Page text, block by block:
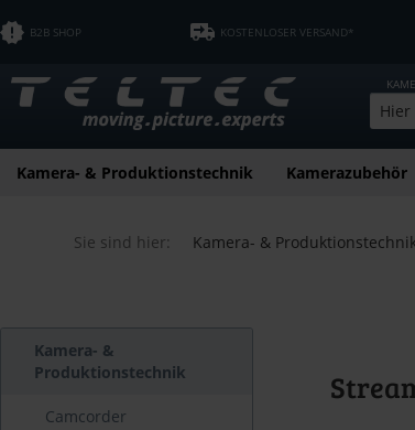
B2B SHOP KOSTENLOSER VERSAND*
Kamera- & Produktionstechnik Kamerazubehör
Sie sind hier: Kamera- &
Kamera- &
Produktionstechnik
Camcorder